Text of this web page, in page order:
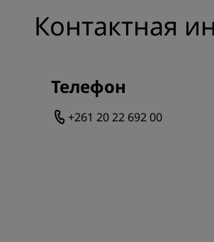
Контактная
Телефон
+261 20 22 692 00